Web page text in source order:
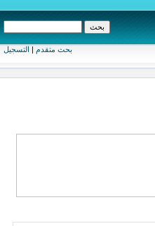
بحث متقدم | التسجيل